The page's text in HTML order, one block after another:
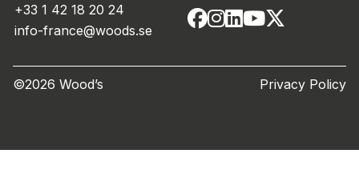
+33 1 42 18 20 24
info-france@woods.se
©2026 Wood’s Privacy Policy